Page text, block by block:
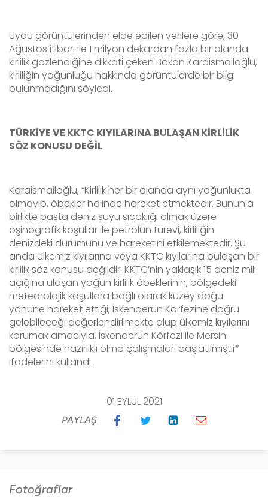
Uydu görüntülerinden elde edilen verilere göre, 30
Ağustos itibarı ile 1 milyon dekardan fazla bir alanda
kirlilik gözlendiğine dikkati çeken Bakan Karaismailoğlu,
kirliliğin yoğunluğu hakkında görüntülerde bir bilgi
bulunmadığını söyledi.
TÜRKİYE VE KKTC KIYILARINA BULAŞAN KİRLİLİK
SÖZ KONUSU DEĞİL
Karaismailoğlu, “Kirlilik her bir alanda aynı yoğunlukta
olmayıp, öbekler halinde hareket etmektedir. Bununla
birlikte başta deniz suyu sıcaklığı olmak üzere
oşinografik koşullar ile petrolün türevi, kirliliğin
denizdeki durumunu ve hareketini etkilemektedir. Şu
anda ülkemiz kıyılarına veya KKTC kıyılarına bulaşan bir
kirlilik söz konusu değildir. KKTC’nin yaklaşık 15 deniz mili
açığına ulaşan yoğun kirlilik öbeklerinin, bölgedeki
meteorolojik koşullara bağlı olarak kuzey doğu
yönüne hareket ettiği, İskenderun Körfezine doğru
gelebileceği değerlendirilmekte olup ülkemiz kıyılarını
korumak amacıyla, İskenderun Körfezi ile Mersin
bölgesinde hazırlıklı olma çalışmaları başlatılmıştır”
ifadelerini kullandı.
01 EYLÜL 2021
PAYLAŞ
Fotoğraflar